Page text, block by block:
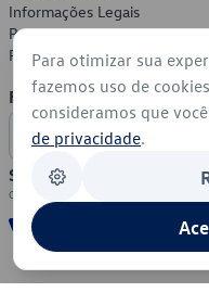
Informações Legais
Política de Privacidade
Política de Cookies
Formas de Pagamento
Segurança
Para otimizar sua
fazemos uso de
consideramos que
de privacidade.